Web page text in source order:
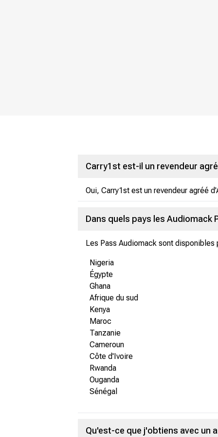
Carry1st est-il un revendeur
Oui, Carry1st est un revendeur agréé
Dans quels pays les Audiomack
Les Pass Audiomack sont disponibles
Nigeria
Égypte
Ghana
Afrique du sud
Kenya
Maroc
Tanzanie
Cameroun
Côte d'Ivoire
Rwanda
Ouganda
Sénégal
Qu'est-ce que j'obtiens avec un